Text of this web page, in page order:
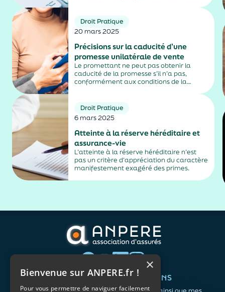
2026 puis une montée en charge en 2027,
selon la nature de leur activité. Un
calendrier qui...
Droit Pratique
20 mars 2025
Précisions sur la caducité d’une
promesse unilatérale de vente
Le promettant ne peut pas obtenir la
caducité de la promesse s’il n’a pas,
conformément aux conditions de la
Droit Pratique
6 mars 2025
Atteinte à la réserve héréditaire et
assurance-vie
L’atteinte à la réserve héréditaire n’est
pas un critère d’appréciation du caractère
manifestement exagéré des primes.
QUI SOMMES-NOUS ? VOS BESOINS
×
Bienvenue sur ANPERE.fr !
Pour vous permettre de naviguer facilement